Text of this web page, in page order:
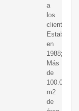
a
los
clientes.
en
1988;
Más
de
100.000
m2
de